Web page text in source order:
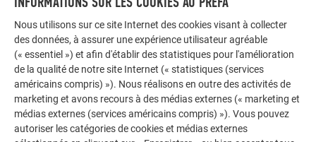
LAISSEZ-VOUS INSPIRER
AUTRES BÂTIMENTS
Nous utilisons sur ce site Internet des cookies visant à collecter
des données, à assurer une expérience utilisateur agréable
(« essentiel ») et afin d'établir des statistiques pour l'amélioration
de la qualité de notre site Internet (« statistiques (services
américains compris) »). Nous réalisons en outre des activités de
marketing et avons recours à des médias externes (« marketing et
médias externes (services américains compris) »). Vous pouvez
autoriser les catégories de cookies et médias externes